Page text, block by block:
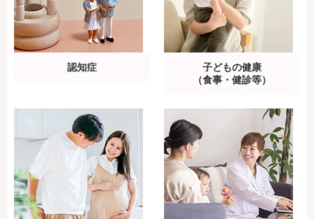
認知症
子どもの健康
（食事・健診等）